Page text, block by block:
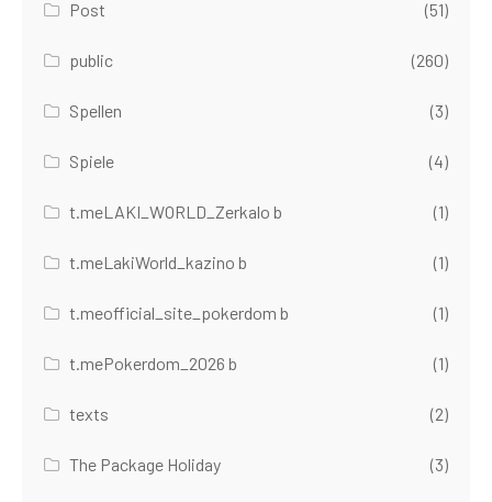
Post (51)
public (260)
Spellen (3)
Spiele (4)
t.meLAKI_WORLD_Zerkalo b (1)
t.meLakiWorld_kazino b (1)
t.meofficial_site_pokerdom b (1)
t.mePokerdom_2026 b (1)
texts (2)
The Package Holiday (3)